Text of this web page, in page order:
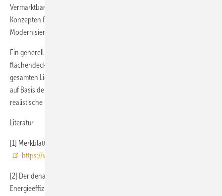
Vermarktbarkeit des selbsterzeugten BHKW-Stroms. Beiden KWK-
Konzepten folgt bei knapper Wirtschaftlichkeit die
Modernisierungsvariante 3 mit einer Zentralheizung.
Ein generell wichtiger sowie sinnvoller Schritt ist immer die
flächendeckende und systematische Verbrauchserfassung der
gesamten Liegenschaften, um das hier vorgestellte Analyseverfahren
auf Basis der E-A-V komplett anzuwenden und eine detaillierte und
realistische Einschätzung zu erhalten. •
Literatur
[1] Merkblatt zu KfW-Programm 432. Frankfurt: KfW-Förderbank,
https://www.kfw.de/kfw.de.html
[2] Der dena-Gebäudereport 2012 – Statistiken und Analysen zur
Energieeffizienz im Gebäudebestand. Berlin: Deutsche Energie-